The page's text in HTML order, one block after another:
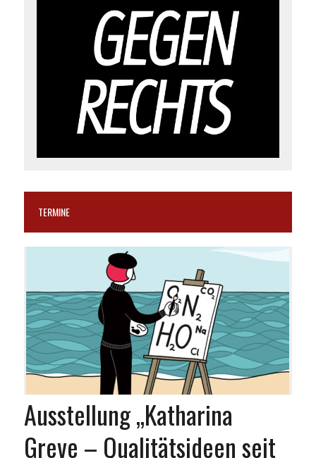
TERMINE
Ausstellung „Katharina
Greve – Qualitätsideen seit